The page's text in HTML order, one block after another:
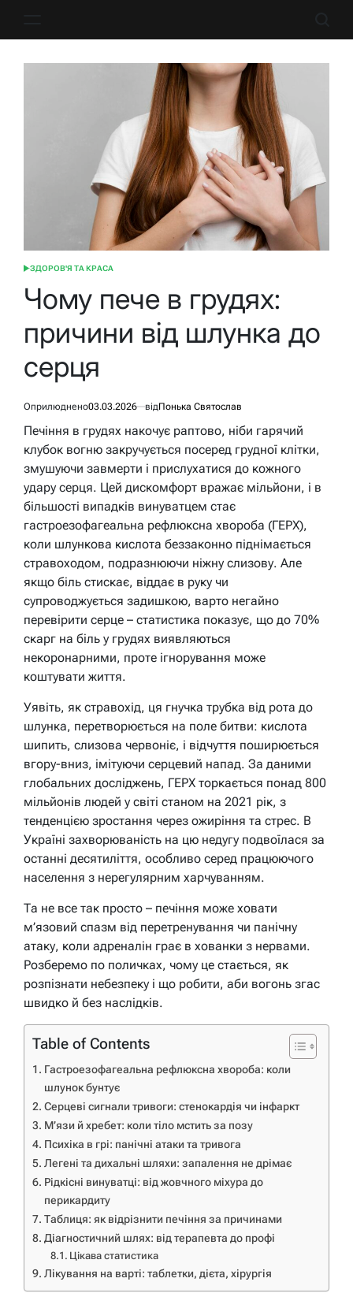
ОПУБЛІКУВАТИ
ЗДОРОВ'Я ТА КРАСА
Чому пече в грудях:
причини від шлунка до
серця
Оприлюднено03.03.2026 відПонька Святослав
Печіння в грудях накочує раптово, ніби гарячий
клубок вогню закручується посеред грудної клітки,
змушуючи завмерти і прислухатися до кожного
удару серця. Цей дискомфорт вражає мільйони, і в
більшості випадків винуватцем стає
гастроезофагеальна рефлюксна хвороба (ГЕРХ),
коли шлункова кислота беззаконно піднімається
стравоходом, подразнюючи ніжну слизову. Але
якщо біль стискає, віддає в руку чи
супроводжується задишкою, варто негайно
перевірити серце – статистика показує, що до 70%
скарг на біль у грудях виявляються
некоронарними, проте ігнорування може
коштувати життя.
Уявіть, як стравохід, ця гнучка трубка від рота до
шлунка, перетворюється на поле битви: кислота
шипить, слизова червоніє, і відчуття поширюється
вгору-вниз, імітуючи серцевий напад. За даними
глобальних досліджень, ГЕРХ торкається понад 800
мільйонів людей у світі станом на 2021 рік, з
тенденцією зростання через ожиріння та стрес. В
Україні захворюваність на цю недугу подвоїлася за
останні десятиліття, особливо серед працюючого
населення з нерегулярним харчуванням.
Та не все так просто – печіння може ховати
м’язовий спазм від перетренування чи панічну
атаку, коли адреналін грає в хованки з нервами.
Розберемо по поличках, чому це стається, як
розпізнати небезпеку і що робити, аби вогонь згас
швидко й без наслідків.
Table of Contents
Гастроезофагеальна рефлюксна хвороба: коли
шлунок бунтує
Серцеві сигнали тривоги: стенокардія чи інфаркт
М’язи й хребет: коли тіло мстить за позу
Психіка в грі: панічні атаки та тривога
Легені та дихальні шляхи: запалення не дрімає
Рідкісні винуватці: від жовчного міхура до
перикардиту
Таблиця: як відрізнити печіння за причинами
Діагностичний шлях: від терапевта до профі
Цікава статистика
Лікування на варті: таблетки, дієта, хірургія